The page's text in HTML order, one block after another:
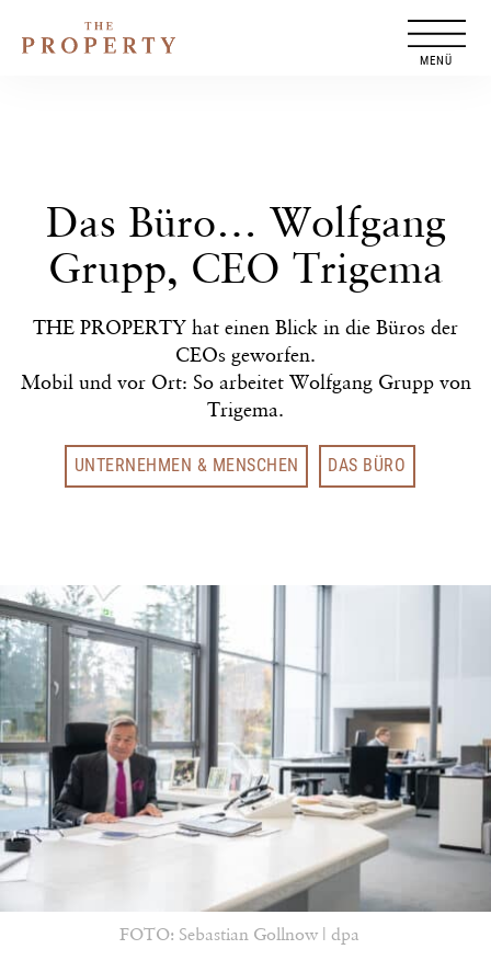
Inhalt
Das Büro… Wolfgang
Grupp, CEO Trigema
THE PROPERTY hat einen Blick in die Büros der
CEOs geworfen.
Mobil und vor Ort: So arbeitet Wolfgang Grupp von
Trigema.
UNTERNEHMEN & MENSCHEN DAS BÜRO
FOTO: Sebastian Gollnow | dpa